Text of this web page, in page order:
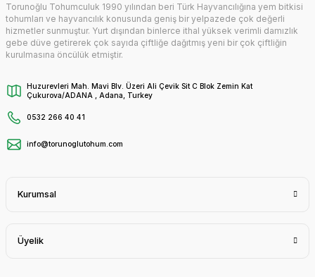
Torunoğlu Tohumculuk 1990 yılından beri Türk Hayvancılığına yem bitkisi
tohumları ve hayvancılık konusunda geniş bir yelpazede çok değerli
hizmetler sunmuştur. Yurt dışından binlerce ithal yüksek verimli damızlık
gebe düve getirerek çok sayıda çiftliğe dağıtmış yeni bir çok çiftliğin
kurulmasına öncülük etmiştir.
Huzurevleri Mah. Mavi Blv. Üzeri Ali Çevik Sit C Blok Zemin Kat
Çukurova/ADANA , Adana, Turkey
0532 266 40 41
info@torunoglutohum.com
Kurumsal
Üyelik